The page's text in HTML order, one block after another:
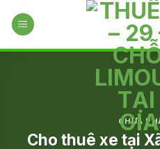
CHƯA
Cho thuê xe tại